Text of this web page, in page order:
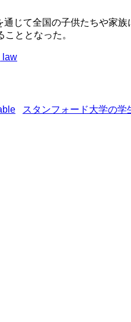
じて全国の子供たちや家
ととなった。
law
スタンフォード大学の学